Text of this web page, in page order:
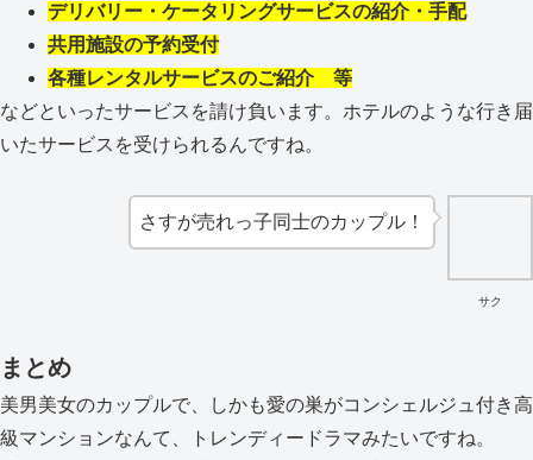
デリバリー・ケータリングサービスの紹介・手配
共用施設の予約受付
各種レンタルサービスのご紹介 等
などといったサービスを請け負います。ホテルのような行き届
いたサービスを受けられるんですね。
サク
さすが売れっ子同士のカップル！
まとめ
美男美女のカップルで、しかも愛の巣がコンシェルジュ付き高
級マンションなんて、トレンディードラマみたいですね。